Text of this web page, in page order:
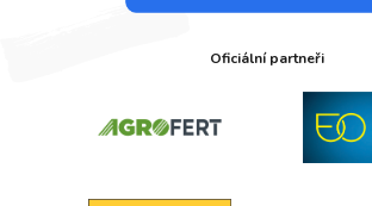
Oficiální partneři